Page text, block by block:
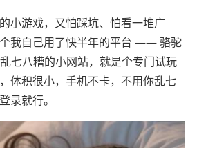
小游戏，又怕踩坑、怕看一堆广
我自己用了快半年的平台 —— 骆驼
七八糟的小网站，就是个专门试玩
体积很小，手机不卡，不用你乱七
录就行。